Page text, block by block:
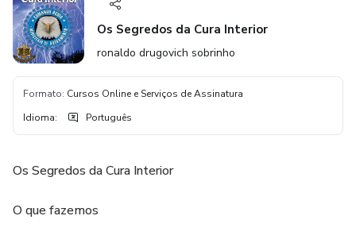
Os Segredos da Cura Interior
ronaldo drugovich sobrinho
Formato: Cursos Online e Serviços de Assinatura
Idioma: Português
Os Segredos da Cura Interior
O que fazemos